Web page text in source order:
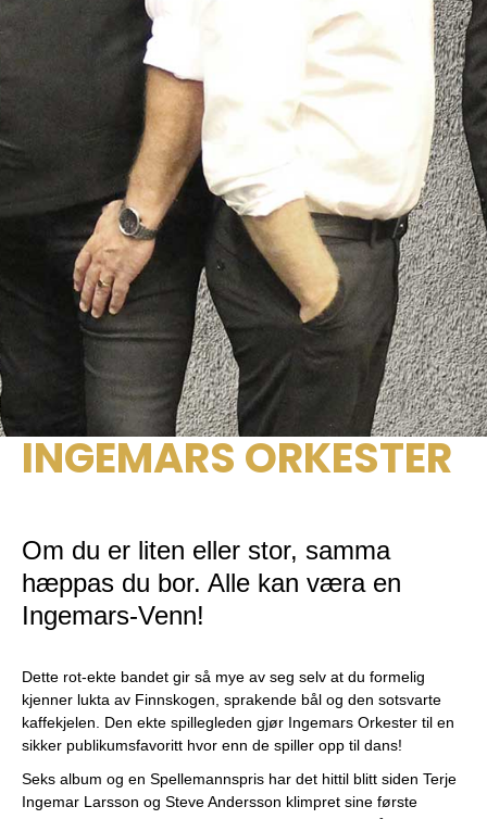
INGEMARS ORKESTER
Om du er liten eller stor, samma
hæppas du bor. Alle kan væra en
Ingemars-Venn!
Dette rot-ekte bandet gir så mye av seg selv at du formelig
kjenner lukta av Finnskogen, sprakende bål og den sotsvarte
kaffekjelen. Den ekte spillegleden gjør Ingemars Orkester til en
sikker publikumsfavoritt hvor enn de spiller opp til dans!
Seks album og en Spellemannspris har det hittil blitt siden Terje
Ingemar Larsson og Steve Andersson klimpret sine første